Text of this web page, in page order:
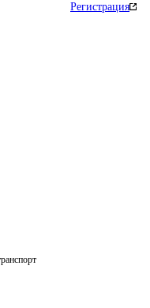
Регистрация